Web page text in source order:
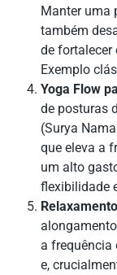
Manter uma
também
de fortalecer
Exemplo
Yoga Flow
de posturas
(Surya
que eleva a
um alto
flexibilidade
a frequência
e,